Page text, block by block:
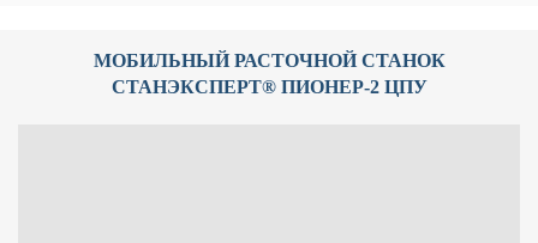
МОБИЛЬНЫЙ РАСТОЧНОЙ СТАНОК
СТАНЭКСПЕРТ® ПИОНЕР-2 ЦПУ